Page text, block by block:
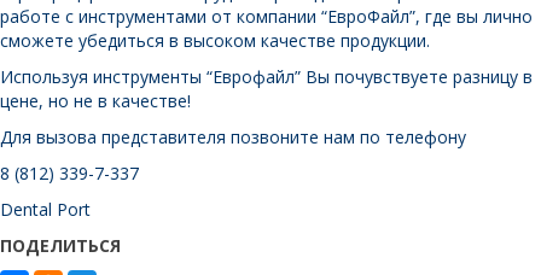
работе с инструментами от компании “ЕвроФайл”, где вы лично
сможете убедиться в высоком качестве продукции.
Используя инструменты “Еврофайл” Вы почувствуете разницу в
цене, но не в качестве!
Для вызова представителя позвоните нам по телефону
8 (812) 339-7-337
Dental Port
ПОДЕЛИТЬСЯ